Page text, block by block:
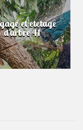
Elagueur 41